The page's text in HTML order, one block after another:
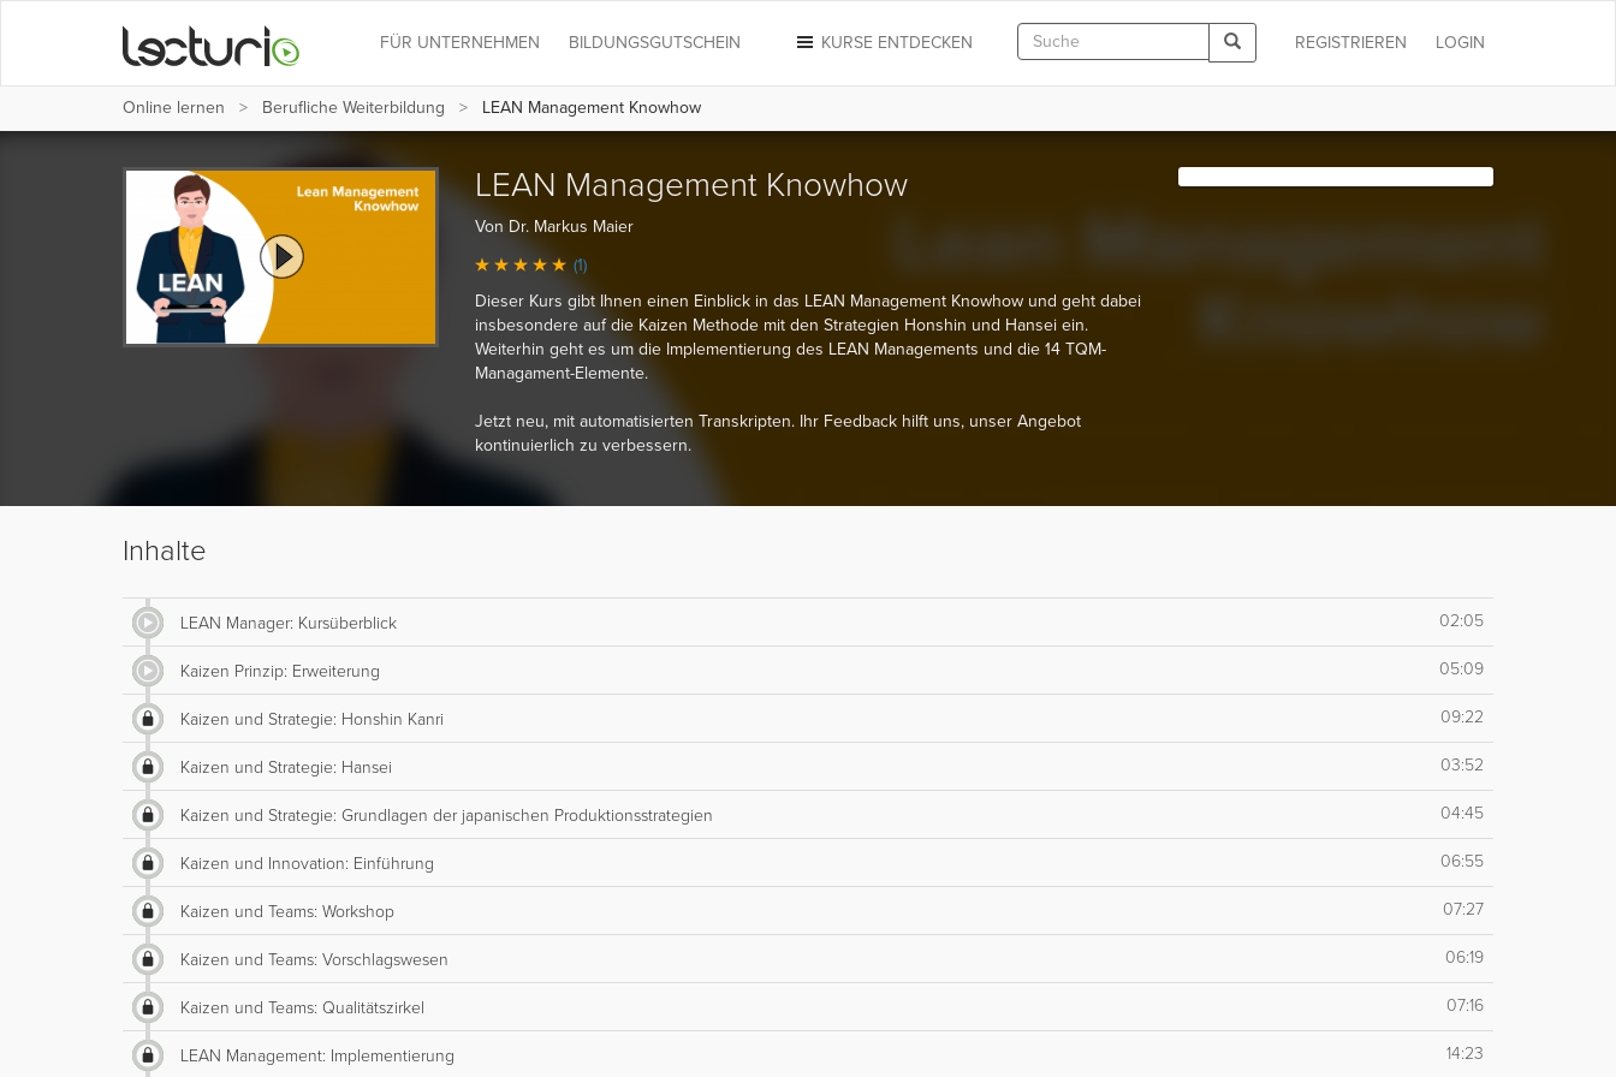
LOGIN
REGISTRIEREN
KURSE ENTDECKEN
FÜR UNTERNEHMEN BILDUNGSGUTSCHEIN
Online lernen Berufliche Weiterbildung LEAN Management Knowhow
LEAN Management Knowhow
Von Dr. Markus Maier
(1)
Dieser Kurs gibt Ihnen einen Einblick in das LEAN Management Knowhow und geht dabei
insbesondere auf die Kaizen Methode mit den Strategien Honshin und Hansei ein.
Weiterhin geht es um die Implementierung des LEAN Managements und die 14 TQM-
Managament-Elemente.
Jetzt neu, mit automatisierten Transkripten. Ihr Feedback hilft uns, unser Angebot
kontinuierlich zu verbessern.
Inhalte
LEAN Manager: Kursüberblick 02:05
Kaizen Prinzip: Erweiterung 05:09
Kaizen und Strategie: Honshin Kanri 09:22
Kaizen und Strategie: Hansei 03:52
Kaizen und Strategie: Grundlagen der japanischen Produktionsstrategien 04:45
Kaizen und Innovation: Einführung 06:55
Kaizen und Teams: Workshop 07:27
Kaizen und Teams: Vorschlagswesen 06:19
Kaizen und Teams: Qualitätszirkel 07:16
LEAN Management: Implementierung 14:23